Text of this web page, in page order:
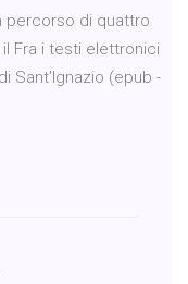
percorso di quattro
Fra i testi elettronici
Sant'Ignazio (epub -